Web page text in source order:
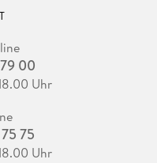
00
Uhr
75
Uhr